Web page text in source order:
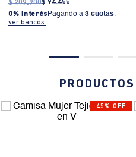
$ 209.900$ 94.455
0% Interés Pagando a 3 cuotas.
ver bancos.
45% OFF